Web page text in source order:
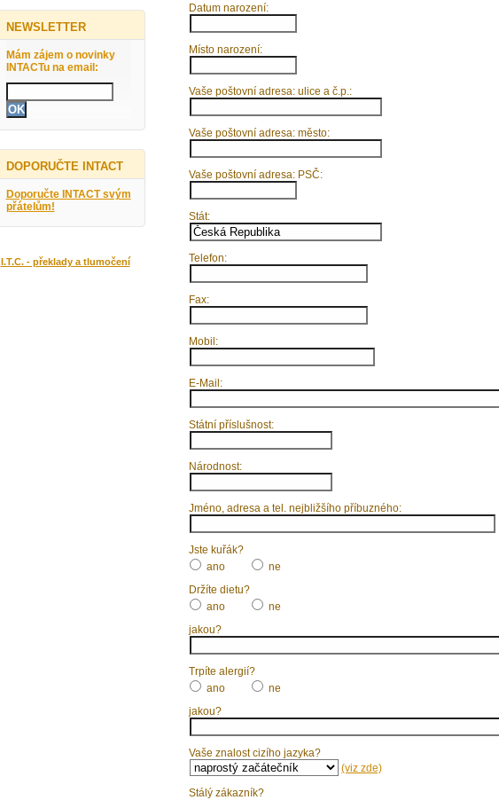
NEWSLETTER
Mám zájem o novinky
INTACTu na email:
DOPORUČTE INTACT
Doporučte INTACT svým
přátelům!
I.T.C. - překlady a tlumočení
Datum narození:
Místo narození:
Vaše poštovní adresa: ulice a č.p.:
Vaše poštovní adresa: město:
Vaše poštovní adresa: PSČ:
Stát:
Telefon:
Fax:
Mobil:
E-Mail:
Státní příslušnost:
Národnost:
Jméno, adresa a tel. nejbližšího příbuzného:
Jste kuřák?
ano
ne
Držíte dietu?
ano
ne
jakou?
Trpíte alergií?
ano
ne
jakou?
Vaše znalost cizího jazyka?
(viz zde)
Stálý zákazník?